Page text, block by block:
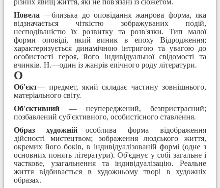
Новела —близька до оповідання жанрова форма, яка
відзначається чіткістю зображуваних подій,
несподіваністю їх розвитку та розв'язки. Тип малої
форми оповіді, який виник в епоху Відродження;
характеризується динамічною інтригою та увагою до
особистості героя, його індивідуальної свідомості та
вчинків. Н.—один із жанрів епічного роду літератури.
О
Об'єкт— предмет, який складає частину зовнішнього,
матеріального світу.
Об'єктивний — неупереджений, безпристрасний;
позбавлений суб'єктивного, особистісного ставлення.
Образ художній—особлива форма відображення
дійсності мистецтвом; зображення людського життя,
окремих його боків, в індивідуалізованій формі (одне з
основних понять літератури). Об'єднує у собі загальне і
часткове, узагальнення та індивідуалізацію. Реальне
життя відбивається в художньому творі в художніх
образах.